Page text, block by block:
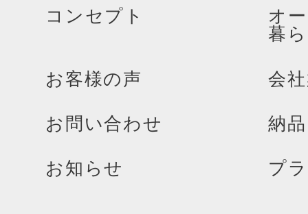
コンセプト
オ
暮
お客様の声 会
お問い合わせ 納
お知らせ プ